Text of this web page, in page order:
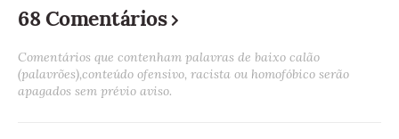
68 Comentários
Comentários que contenham palavras de baixo calão
(palavrões),conteúdo ofensivo, racista ou homofóbico serão
apagados sem prévio aviso.